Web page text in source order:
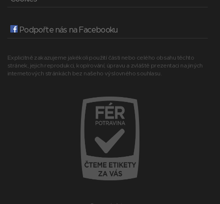
Podpořte nás na Facebooku
Explicitně zakazujeme jakékoli použití části nebo celého obsahu těchto
stránek, jejich reprodukci, kopírování, úpravu a zvláště prezentaci na jiných
internetových stránkách bez našeho výslovného souhlasu.